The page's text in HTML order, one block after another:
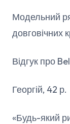
Модельний
довговічних
Відгук про
Георгій, 42 р.
«Будь-який